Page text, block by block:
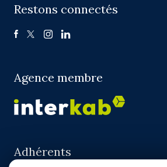
Restons connectés
Agence membre
Adhérents